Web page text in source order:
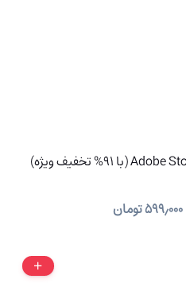
۵۹۹٫۰۰۰تومان